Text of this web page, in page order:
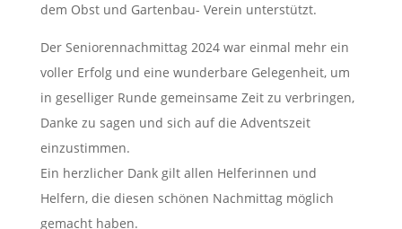
dem Obst und Gartenbau- Verein unterstützt.
Der Seniorennachmittag 2024 war einmal mehr ein
voller Erfolg und eine wunderbare Gelegenheit, um
in geselliger Runde gemeinsame Zeit zu verbringen,
Danke zu sagen und sich auf die Adventszeit
einzustimmen.
Ein herzlicher Dank gilt allen Helferinnen und
Helfern, die diesen schönen Nachmittag möglich
gemacht haben.